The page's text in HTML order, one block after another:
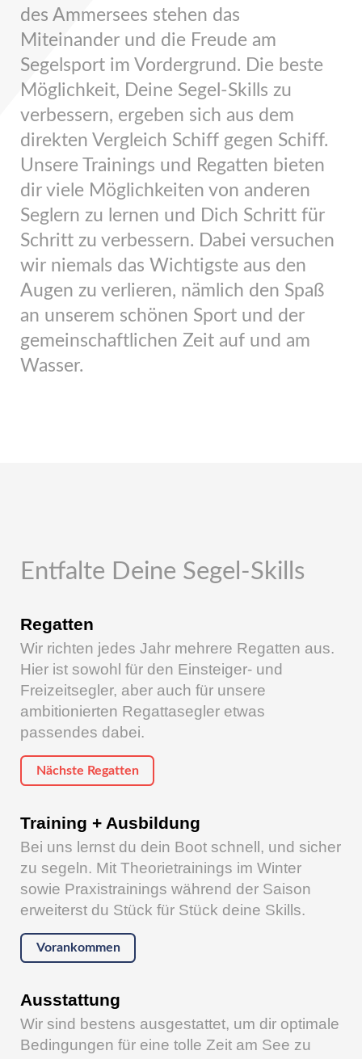
des Ammersees stehen das
Miteinander und die Freude am
Segelsport im Vordergrund. Die beste
Möglichkeit, Deine Segel-Skills zu
verbessern, ergeben sich aus dem
direkten Vergleich Schiff gegen Schiff.
Unsere Trainings und Regatten bieten
dir viele Möglichkeiten von anderen
Seglern zu lernen und Dich Schritt für
Schritt zu verbessern. Dabei versuchen
wir niemals das Wichtigste aus den
Augen zu verlieren, nämlich den Spaß
an unserem schönen Sport und der
gemeinschaftlichen Zeit auf und am
Wasser.
Entfalte Deine Segel-Skills
Regatten
Wir richten jedes Jahr mehrere Regatten aus.
Hier ist sowohl für den Einsteiger- und
Freizeitsegler, aber auch für unsere
ambitionierten Regattasegler etwas
passendes dabei.
Nächste Regatten
Training + Ausbildung
Bei uns lernst du dein Boot schnell, und sicher
zu segeln. Mit Theorietrainings im Winter
sowie Praxistrainings während der Saison
erweiterst du Stück für Stück deine Skills.
Vorankommen
Ausstattung
Wir sind bestens ausgestattet, um dir optimale
Bedingungen für eine tolle Zeit am See zu